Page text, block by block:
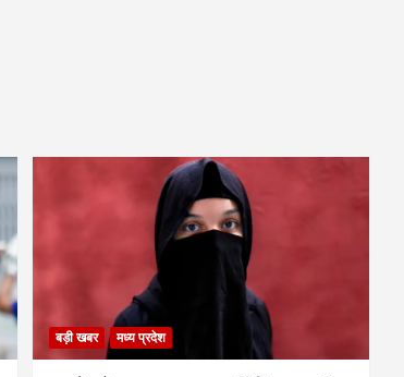
बड़ी खबर मध्य प्रदेश